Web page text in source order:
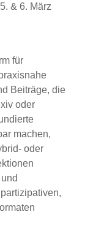
& 6. März
für
Beiträge, die
oder
machen,
oder